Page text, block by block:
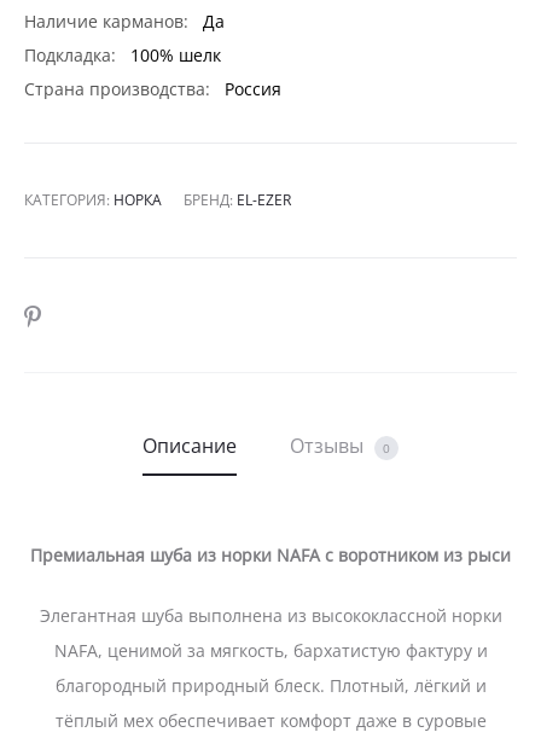
Наличие карманов: Да
Подкладка: 100% шелк
Страна производства: Россия
КАТЕГОРИЯ: НОРКА БРЕНД: EL-EZER
SHARE
Описание Отзывы 0
Премиальная шуба из норки NAFA с воротником из рыси
Элегантная шуба выполнена из высококлассной норки
NAFA, ценимой за мягкость, бархатистую фактуру и
благородный природный блеск. Плотный, лёгкий и
тёплый мех обеспечивает комфорт даже в суровые